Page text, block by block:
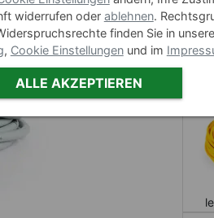
widerrufen oder ablehnen.
finden Sie in
, Cookie Einstellungenund im
ALLE AKZEPTIEREN